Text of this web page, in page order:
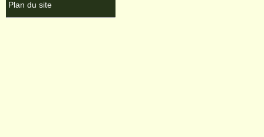
Plan du site